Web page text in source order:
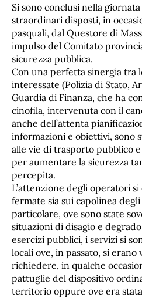
Si sono conclusi nella
straordinari disposti, in
pasquali, dal Questore di
impulso del Comitato
sicurezza pubblica.
Con una perfetta sinergia tra
interessate (Polizia di Stato,
Guardia di Finanza, che ha
cinofila, intervenuta con il
anche dell’attenta
informazioni e obiettivi, sono
alle vie di trasporto pubblico
per aumentare la sicurezza
percepita.
L’attenzione degli operatori
fermate sia sui capolinea
particolare, ove sono state
situazioni di disagio e
esercizi pubblici, i servizi si
locali ove, in passato, si
richiedere, in qualche
pattuglie del dispositivo
territorio oppure ove era